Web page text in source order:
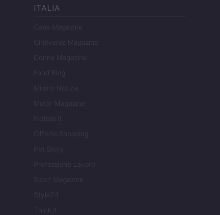
ITALIA
Casa Magazine
Cineverse Magazine
Donne Magazine
Food Blog
Milano Notizie
Motor Magazine
Notizie.it
Offerte Shopping
Pet Story
Professione Lavoro
Sport Magazine
Style24
Think.it